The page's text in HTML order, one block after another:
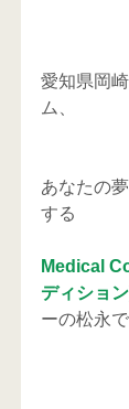
愛知県岡
ム、
あなたの
する
Medical
ディショ
ーの松永で